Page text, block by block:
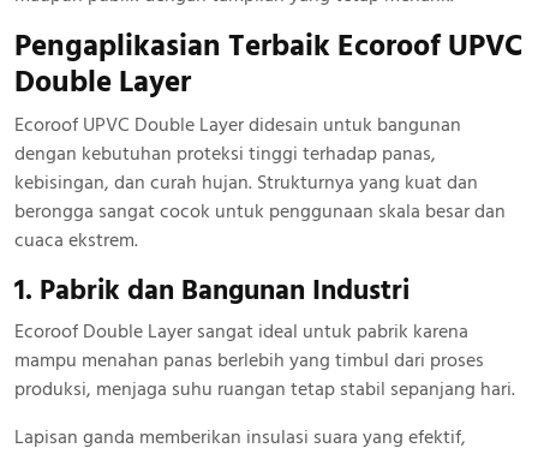
Pengaplikasian Terbaik Ecoroof UPVC
Double Layer
Ecoroof UPVC Double Layer didesain untuk bangunan
dengan kebutuhan proteksi tinggi terhadap panas,
kebisingan, dan curah hujan. Strukturnya yang kuat dan
berongga sangat cocok untuk penggunaan skala besar dan
cuaca ekstrem.
1. Pabrik dan Bangunan Industri
Ecoroof Double Layer sangat ideal untuk pabrik karena
mampu menahan panas berlebih yang timbul dari proses
produksi, menjaga suhu ruangan tetap stabil sepanjang hari.
Lapisan ganda memberikan insulasi suara yang efektif,